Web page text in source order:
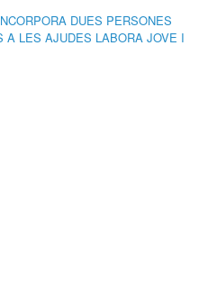
DUES PERSONES
A LES AJUDES LABORA JOVE I